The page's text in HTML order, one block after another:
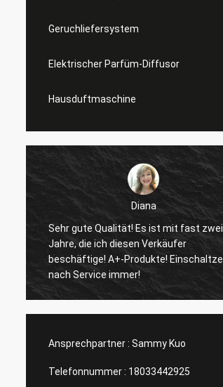
Geruchliefersystem
Elektrischer Parfüm-Diffusor
Hausduftmaschine
Diana
Sehr gute Qualität! Es ist mit fast zwei
Jahre, die ich diesen Verkäufer
beschäftige! A+-Produkte! Einschaltzeit
nach Service immer!
Ansprechpartner : Sammy Kuo
Telefonnummer : 18033442925